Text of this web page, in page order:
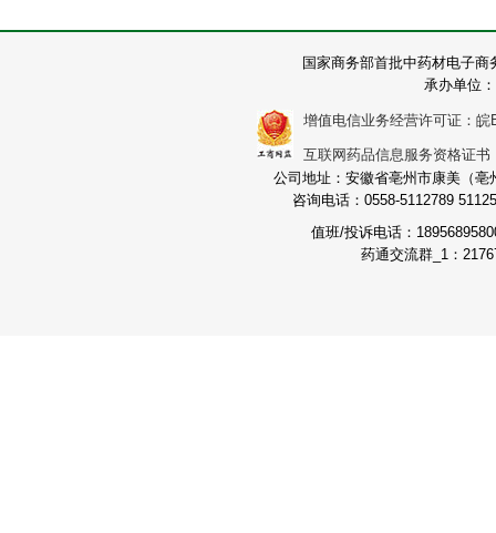
国家商务部首批中药材电子
承办单位
增值电信业务经营许可证：皖
互联网药品信息服务资格证
公司地址：安徽省亳州市康美（
咨询电话：0558-5112789
值班/投诉电话：
药通交流群_1：